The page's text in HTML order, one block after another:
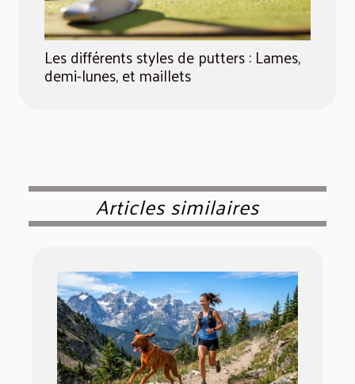
Les différents styles de putters : Lames,
demi-lunes, et maillets
Articles similaires